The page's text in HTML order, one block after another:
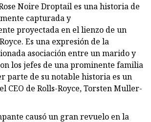
Noire Droptail es una historia de
capturada y
proyectada en el lienzo de un
Es una expresión de la
asociación entre un marido y
los jefes de una prominente familia
parte de su notable historia es un
CEO de Rolls-Royce, Torsten Muller-
causó un gran revuelo en la